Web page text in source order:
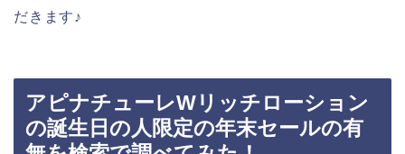
だきます♪
アピナチューレWリッチローション
の誕生日の人限定の年末セールの有